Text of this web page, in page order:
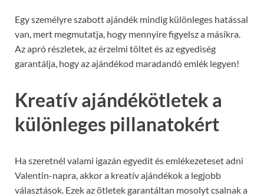
Egy személyre szabott ajándék mindig különleges hatással
van, mert megmutatja, hogy mennyire figyelsz a másikra.
Az apró részletek, az érzelmi töltet és az egyediség
garantálja, hogy az ajándékod maradandó emlék legyen!
Kreatív ajándékötletek a
különleges pillanatokért
Ha szeretnél valami igazán egyedit és emlékezeteset adni
Valentin-napra, akkor a kreatív ajándékok a legjobb
választások. Ezek az ötletek garantáltan mosolyt csalnak a